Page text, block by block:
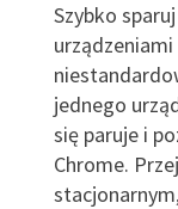
Szybko
jednego
się paruje i
Chrome.